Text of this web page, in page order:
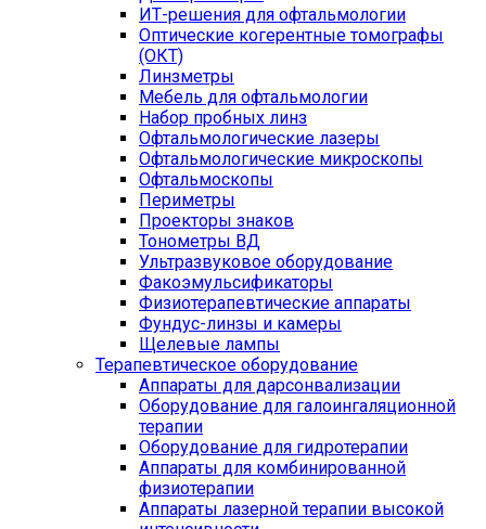
ИТ-решения для офтальмологии
Оптические когерентные томографы
(ОКТ)
Линзметры
Мебель для офтальмологии
Набор пробных линз
Офтальмологические лазеры
Офтальмологические микроскопы
Офтальмоскопы
Периметры
Проекторы знаков
Тонометры ВД
Ультразвуковое оборудование
Факоэмульсификаторы
Физиотерапевтические аппараты
Фундус-линзы и камеры
Щелевые лампы
Терапевтическое оборудование
Аппараты для дарсонвализации
Оборудование для галоингаляционной
терапии
Оборудование для гидротерапии
Аппараты для комбинированной
физиотерапии
Аппараты лазерной терапии высокой